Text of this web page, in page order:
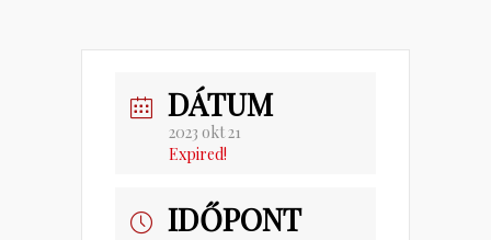
DÁTUM
2023 okt 21
Expired!
IDŐPONT